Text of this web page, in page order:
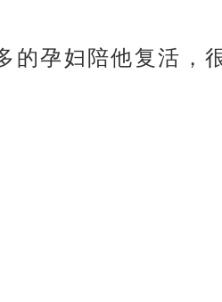
的孕妇陪他复活，